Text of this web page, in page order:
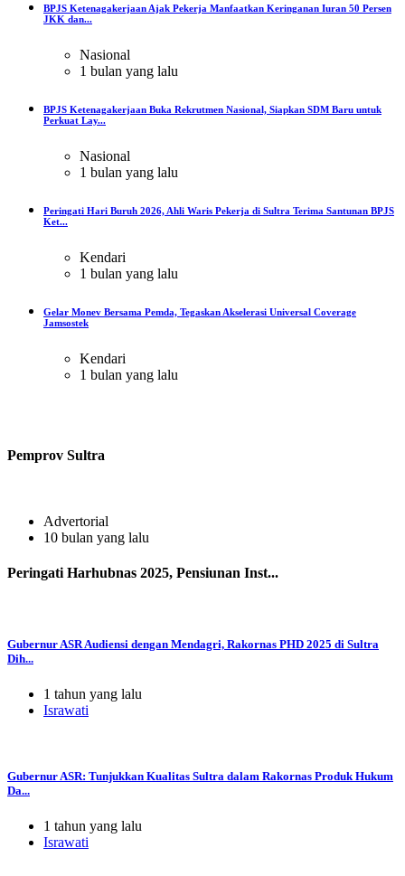
BPJS Ketenagakerjaan Ajak Pekerja Manfaatkan Keringanan Iuran 50 Persen
JKK dan...
Nasional
1 bulan yang lalu
BPJS Ketenagakerjaan Buka Rekrutmen Nasional, Siapkan SDM Baru untuk
Perkuat Lay...
Nasional
1 bulan yang lalu
Peringati Hari Buruh 2026, Ahli Waris Pekerja di Sultra Terima Santunan BPJS
Ket...
Kendari
1 bulan yang lalu
Gelar Monev Bersama Pemda, Tegaskan Akselerasi Universal Coverage
Jamsostek
Kendari
1 bulan yang lalu
Pemprov Sultra
Advertorial
10 bulan yang lalu
Peringati Harhubnas 2025, Pensiunan Inst...
Gubernur ASR Audiensi dengan Mendagri, Rakornas PHD 2025 di Sultra
Dih...
1 tahun yang lalu
Israwati
Gubernur ASR: Tunjukkan Kualitas Sultra dalam Rakornas Produk Hukum
Da...
1 tahun yang lalu
Israwati